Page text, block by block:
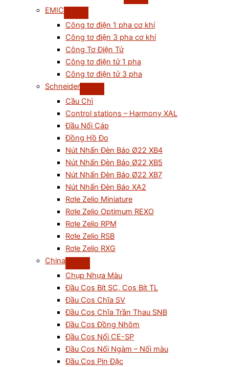
EMIC
Công tơ điện 1 pha cơ khí
Công tơ điện 3 pha cơ khí
Công Tơ Điện Tử
Công tơ điện tử 1 pha
Công tơ điện tử 3 pha
Schneider
Cầu Chì
Control stations – Harmony XAL
Đầu Nối Cáp
Đồng Hồ Đo
Nút Nhấn Đèn Báo Ø22 XB4
Nút Nhấn Đèn Báo Ø22 XB5
Nút Nhấn Đèn Báo Ø22 XB7
Nút Nhấn Đèn Báo XA2
Rơle Zelio Miniature
Rơle Zelio Optimum REXO
Rơle Zelio RPM
Rơle Zelio RSB
Rơle Zelio RXG
China
Chụp Nhựa Màu
Đầu Cos Bít SC, Cos Bít TL
Đầu Cos Chĩa SV
Đầu Cos Chĩa Trần Thau SNB
Đầu Cos Đồng Nhôm
Đầu Cos Nối CE-SP
Đầu Cos Nối Ngàm – Nối màu
Đầu Cos Pin Đặc